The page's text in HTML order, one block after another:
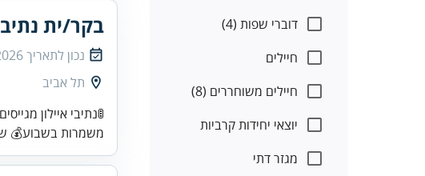
דוברי שפות (4)
חיילים
חיילים משוחררים (8)
יוצאי יחידות קרביות
מגזר דתי
בקר/ית
נכון לתאריך
תל אביב
משמרות בשבוע💰 שכר גבוה – 48 לשעה✅